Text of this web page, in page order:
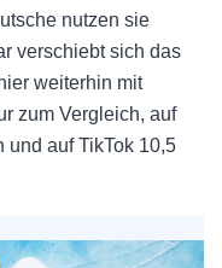
nutzen sie
verschiebt sich das
weiterhin mit
zum Vergleich, auf
und auf TikTok 10,5